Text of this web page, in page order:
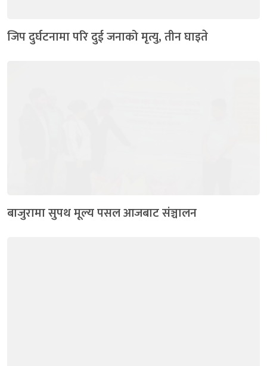
जिप दुर्घटनामा परि दुई जनाको मृत्यु, तीन घाइते
बाजुरामा सुपथ मूल्य पसल आजबाट संञ्चालन